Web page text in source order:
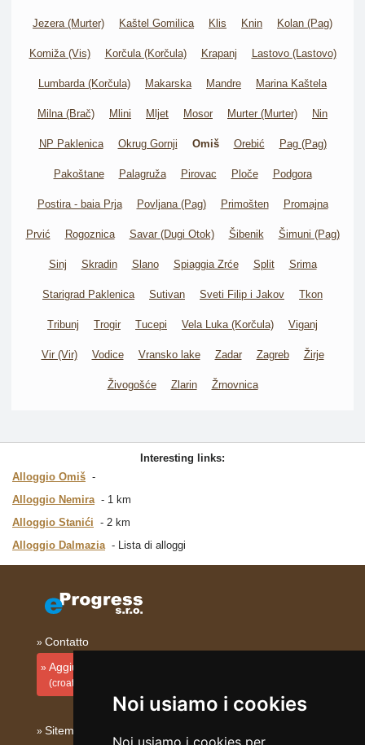
Noi usiamo i cookies
Noi usiamo i cookies per
Jezera (Murter) Kaštel Gomilica Klis Knin Kolan (Pag)
Komiža (Vis) Korčula (Korčula) Krapanj Lastovo (Lastovo)
Lumbarda (Korčula) Makarska Mandre Marina Kaštela
Milna (Brač) Mlini Mljet Mosor Murter (Murter) Nin
NP Paklenica Okrug Gornji Omiš Orebić Pag (Pag)
Pakoštane Palagruža Pirovac Ploče Podgora
Postira - baia Prja Povljana (Pag) Primošten Promajna
Prvić Rogoznica Savar (Dugi Otok) Šibenik Šimuni (Pag)
Sinj Skradin Slano Spiaggia Zrće Split Srima
Starigrad Paklenica Sutivan Sveti Filip i Jakov Tkon
Tribunj Trogir Tucepi Vela Luka (Korčula) Viganj
Vir (Vir) Vodice Vransko lake Zadar Zagreb Žirje
Živogošće Zlarin Žrnovnica
Interesting links:
Alloggio Omiš
Alloggio Nemira
1 km
Alloggio Stanići
2 km
Alloggio Dalmazia
Lista di alloggi
Contatto
Aggiungi la tua sistemazione
(croato)
Sitemap